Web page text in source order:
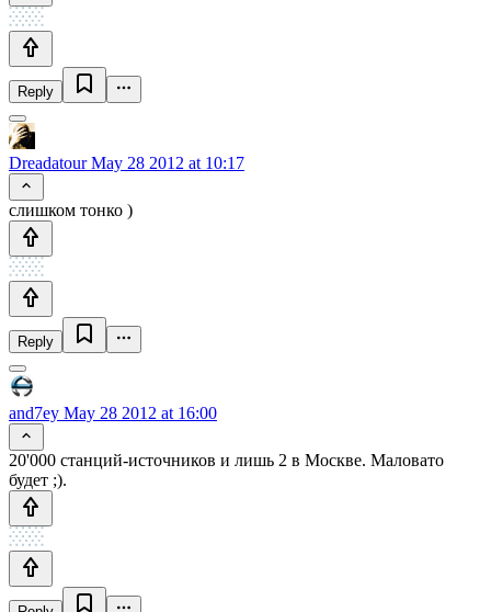
Reply
DreadatourMay 28 2012 at 10:17
слишком тонко )
Reply
and7ey May 28 2012 at 16:00
20'000 станций-источников и лишь 2 в Москве. Маловато
будет ;).